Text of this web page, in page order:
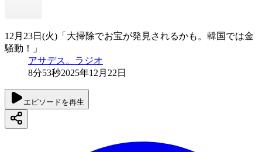
12月23日(火)「大掃除でお宝が発見されるかも。韓国では金
騒動！」
アサデス。ラジオ
8分53秒2025年12月22日
エピソードを再生